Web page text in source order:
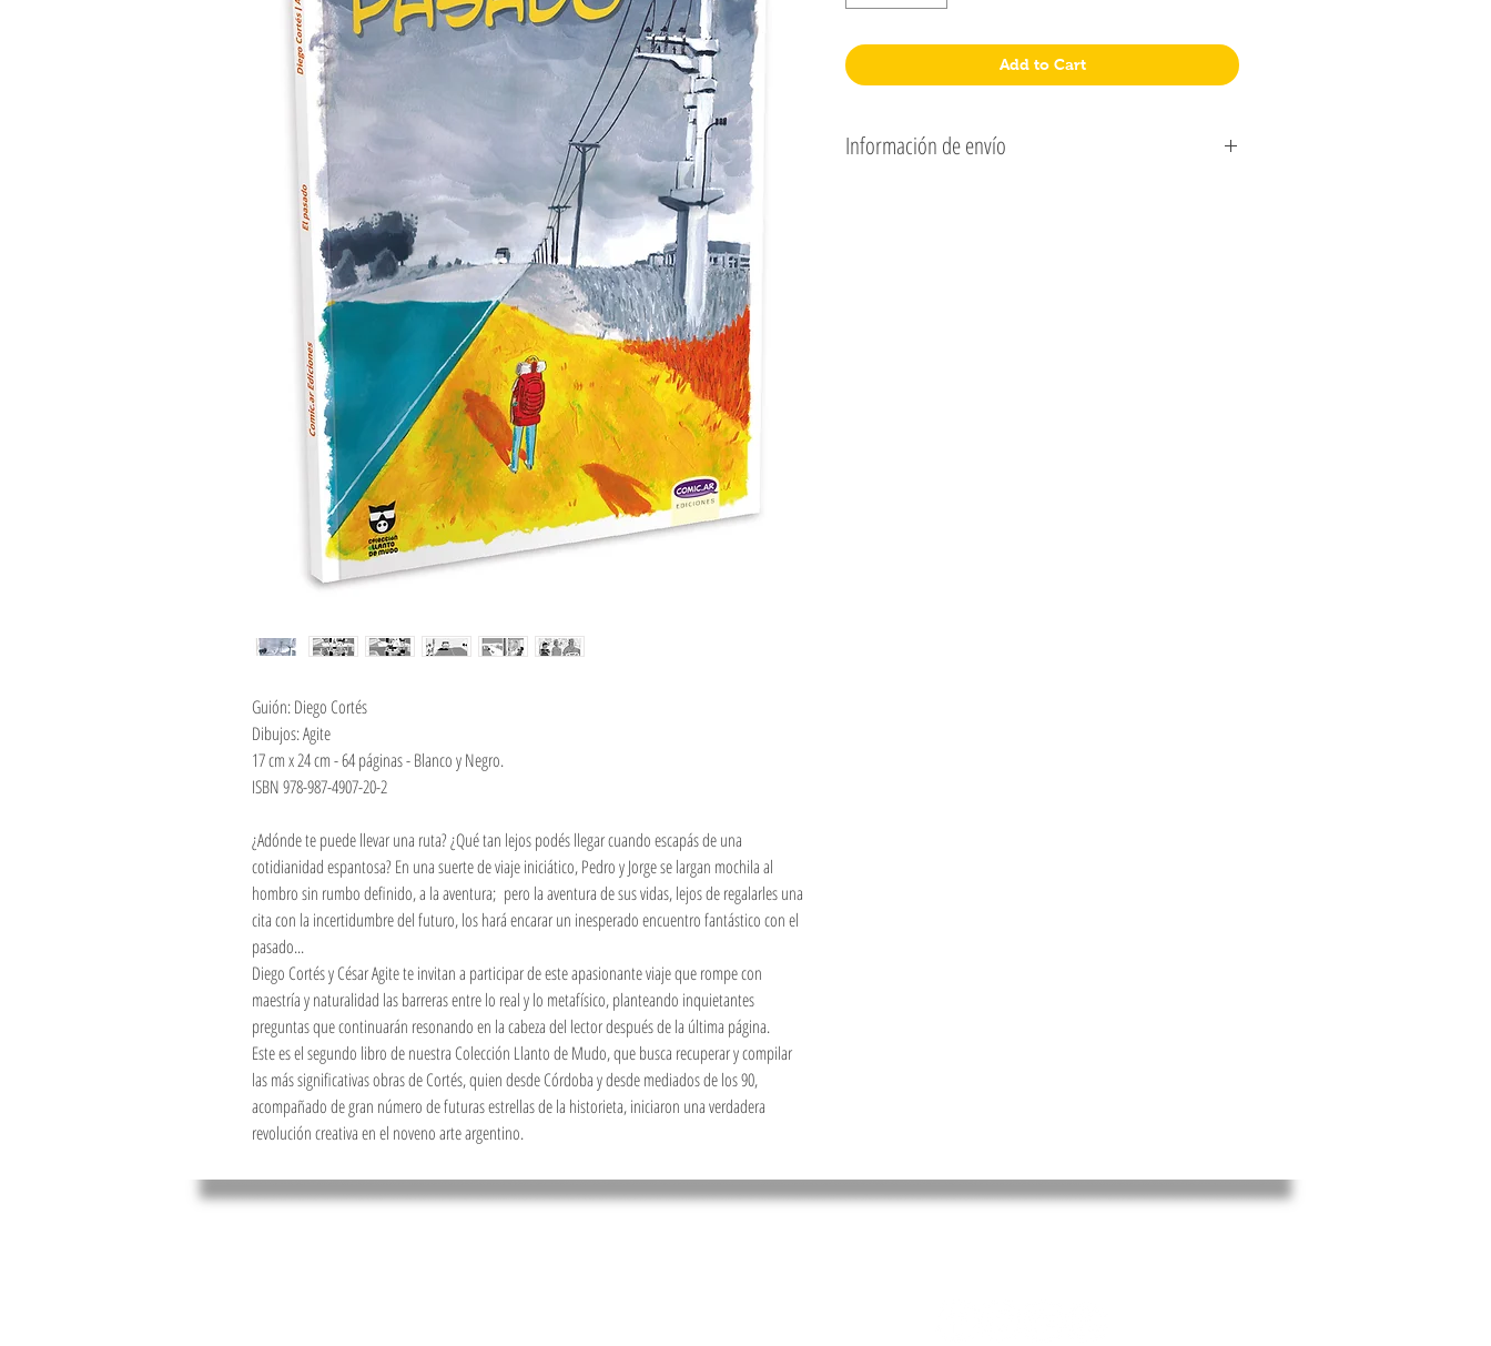
Guión: Diego Cortés
Dibujos: Agite
17 cm x 24 cm - 64 páginas - Blanco y Negro.
ISBN 978-987-4907-20-2
¿Adónde te puede llevar una ruta? ¿Qué tan lejos podés llegar cuando escapás de una
cotidianidad espantosa? En una suerte de viaje iniciático, Pedro y Jorge se largan mochila al
hombro sin rumbo definido, a la aventura; pero la aventura de sus vidas, lejos de regalarles una
cita con la incertidumbre del futuro, los hará encarar un inesperado encuentro fantástico con el
pasado...
Diego Cortés y César Agite te invitan a participar de este apasionante viaje que rompe con
maestría y naturalidad las barreras entre lo real y lo metafísico, planteando inquietantes
preguntas que continuarán resonando en la cabeza del lector después de la última página.
Este es el segundo libro de nuestra Colección Llanto de Mudo, que busca recuperar y compilar
las más significativas obras de Cortés, quien desde Córdoba y desde mediados de los 90,
acompañado de gran número de futuras estrellas de la historieta, iniciaron una verdadera
revolución creativa en el noveno arte argentino.
Add to Cart
Información de envío